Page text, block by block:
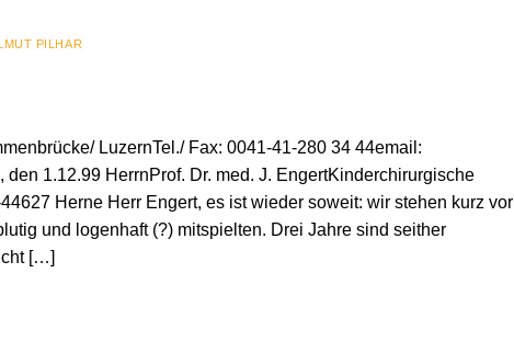
PILHAR
LuzernTel./ Fax: 0041-41-280 34 44email:
1.12.99 HerrnProf. Dr. med. J. EngertKinderchirurgische
Herne Herr Engert, es ist wieder soweit: wir stehen kurz vor
und logenhaft (?) mitspielten. Drei Jahre sind seither
[…]